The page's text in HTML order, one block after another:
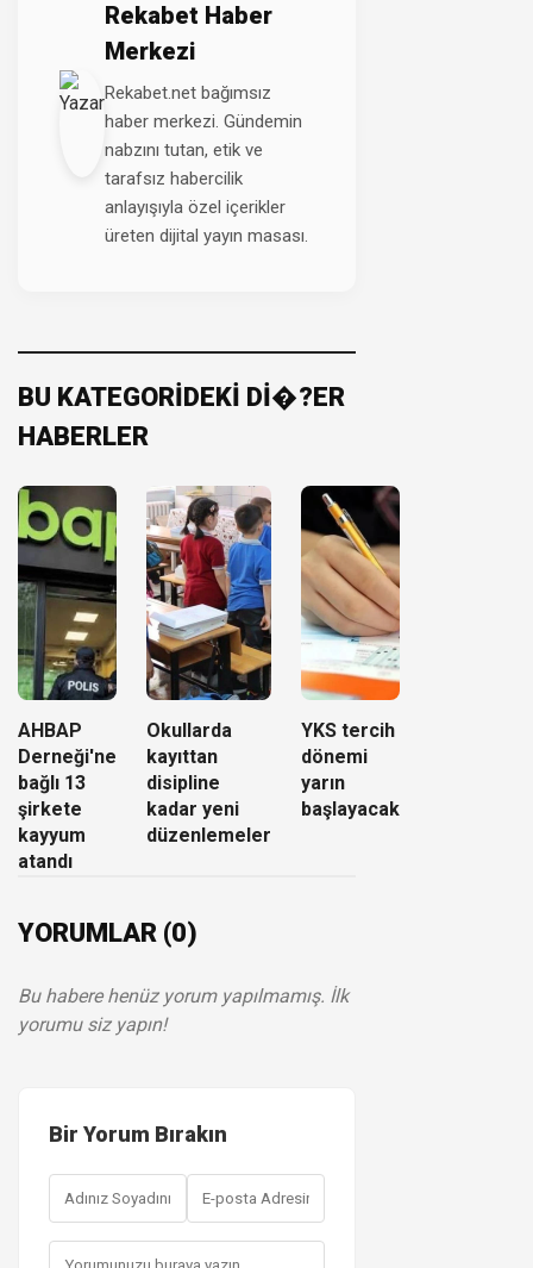
Rekabet Haber
Merkezi
Rekabet.net bağımsız
haber merkezi. Gündemin
nabzını tutan, etik ve
tarafsız habercilik
anlayışıyla özel içerikler
üreten dijital yayın masası.
BU KATEGORİDEKİ Dİ�?ER
HABERLER
AHBAP
Derneği'ne
bağlı 13
şirkete
kayyum
atandı
Okullarda
kayıttan
disipline
kadar yeni
düzenlemeler
YKS tercih
dönemi
yarın
başlayacak
YORUMLAR (0)
Bu habere henüz yorum yapılmamış. İlk
yorumu siz yapın!
Bir Yorum Bırakın